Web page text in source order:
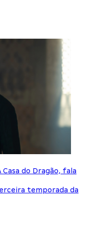
do Dragão, fala
temporada da